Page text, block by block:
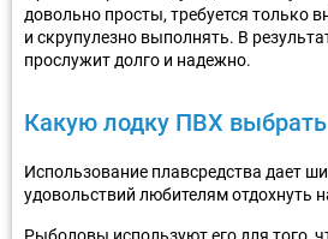
довольно просты, требуется только
и скрупулезно выполнять. В
прослужит долго и надежно.
Какую лодку ПВХ выбрать
Использование плавсредства дает
удовольствий любителям отдохнуть
Рыболовы используют его для того,